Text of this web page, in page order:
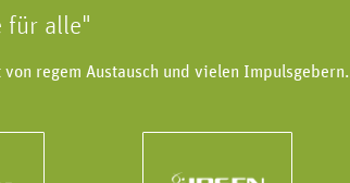
für alle"
regem Austausch und vielen Impulsgebern.